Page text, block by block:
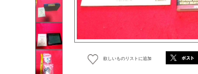
欲しいものリストに追加